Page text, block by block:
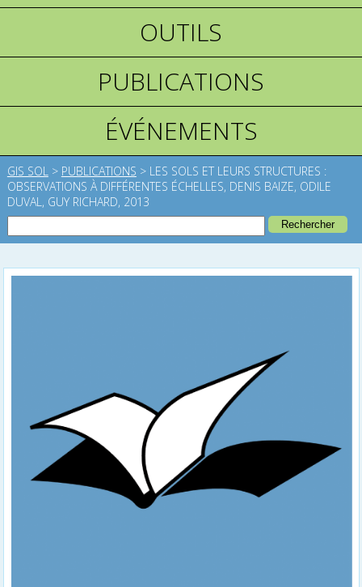
OUTILS
PUBLICATIONS
ÉVÉNEMENTS
GIS SOL > PUBLICATIONS > LES SOLS ET LEURS STRUCTURES :
OBSERVATIONS À DIFFÉRENTES ÉCHELLES, DENIS BAIZE, ODILE
DUVAL, GUY RICHARD, 2013